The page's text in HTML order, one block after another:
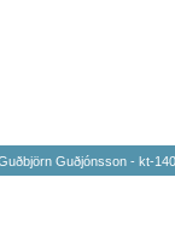
Guðjónsson - kt-